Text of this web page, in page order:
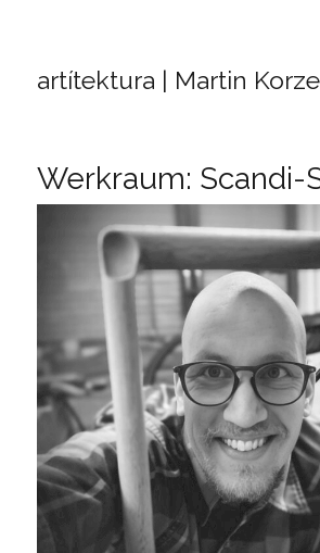
artítektura | Martin
Slowblog
Werkraum: Scandi-